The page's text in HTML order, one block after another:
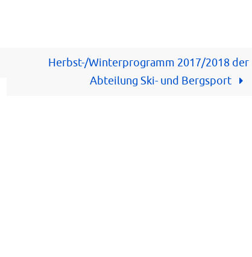
Herbst-/Winterprogramm 2017/2018 der
Abteilung Ski- und Bergsport